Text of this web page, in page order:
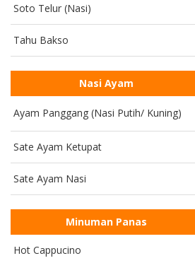
Soto Telur (Nasi)
Tahu Bakso
Nasi Ayam
Ayam Panggang (Nasi Putih/ Kuning)
Sate Ayam Ketupat
Sate Ayam Nasi
Minuman Panas
Hot Cappucino